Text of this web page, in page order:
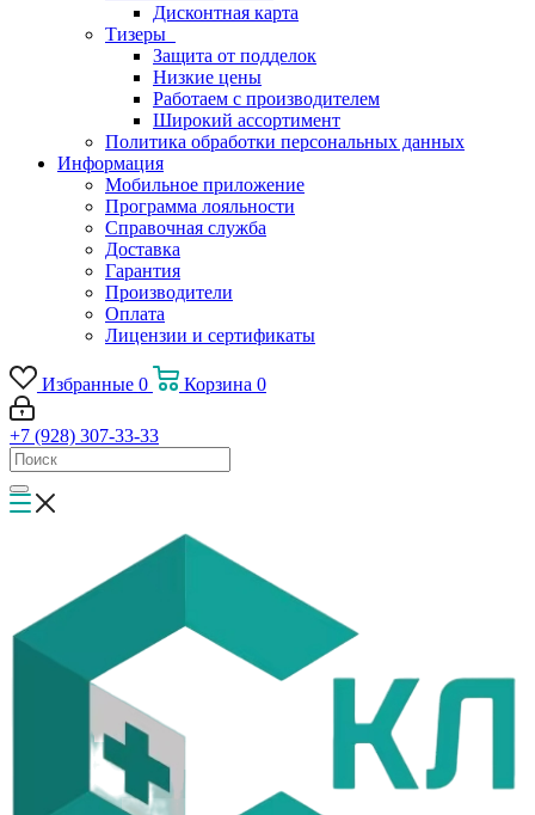
Дисконтная карта
Тизеры
Защита от подделок
Низкие цены
Работаем с производителем
Широкий ассортимент
Политика обработки персональных данных
Информация
Мобильное приложение
Программа лояльности
Справочная служба
Доставка
Гарантия
Производители
Оплата
Лицензии и сертификаты
Избранные 0 Корзина 0
+7 (928) 307-33-33